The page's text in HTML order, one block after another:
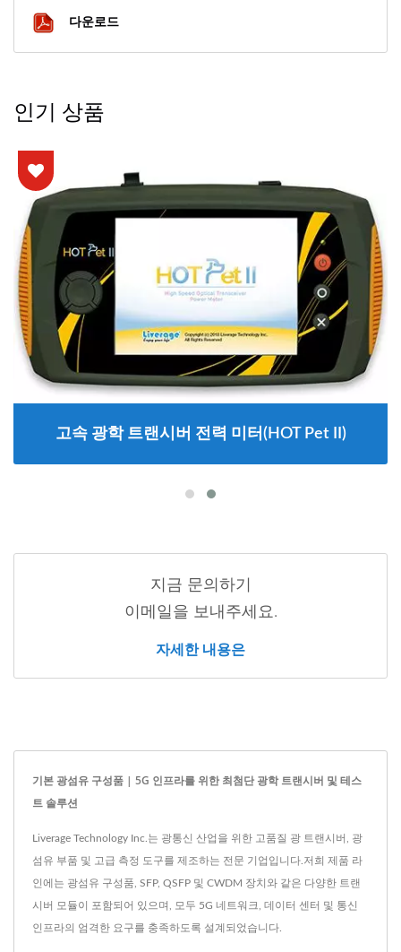
다운로드
인기 상품
고속 광학 트랜시버 전력 미터(HOT Pet II)
지금 문의하기
이메일을 보내주세요.
자세한 내용은
기본 광섬유 구성품 | 5G 인프라를 위한 최첨단 광학 트랜시버 및 테스
트 솔루션
Liverage Technology Inc.는 광통신 산업을 위한 고품질 광 트랜시버, 광
섬유 부품 및 고급 측정 도구를 제조하는 전문 기업입니다.저희 제품 라
인에는 광섬유 구성품, SFP, QSFP 및 CWDM 장치와 같은 다양한 트랜
시버 모듈이 포함되어 있으며, 모두 5G 네트워크, 데이터 센터 및 통신
인프라의 엄격한 요구를 충족하도록 설계되었습니다.